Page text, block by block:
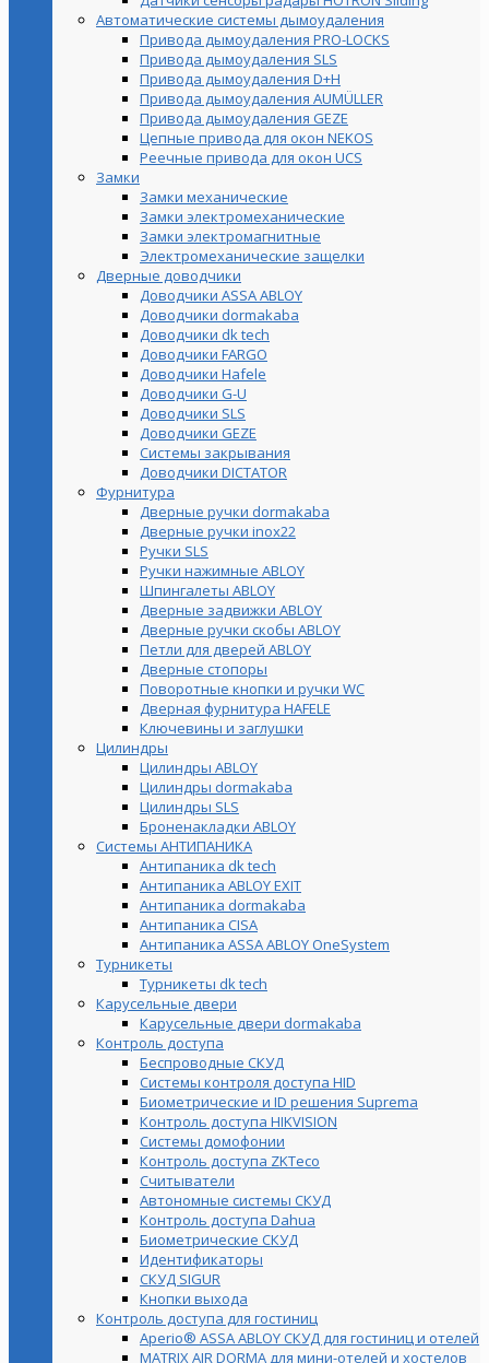
Автоматические системы дымоудаления
Привода дымоудаления PRO-LOCKS
Привода дымоудаления SLS
Привода дымоудаления D+H
Привода дымоудаления AUMÜLLER
Привода дымоудаления GEZE
Цепные привода для окон NEKOS
Реечные привода для окон UСS
Замки
Замки механические
Замки электромеханические
Замки электромагнитные
Электромеханические защелки
Дверные доводчики
Доводчики ASSA ABLOY
Доводчики dormakaba
Доводчики dk tech
Доводчики FARGO
Доводчики Hafele
Доводчики G-U
Доводчики SLS
Доводчики GEZE
Cистемы закрывания
Доводчики DICTATOR
Фурнитура
Дверные ручки dormakaba
Дверные ручки inox22
Ручки SLS
Ручки нажимные ABLOY
Шпингалеты ABLOY
Дверные задвижки ABLOY
Дверные ручки скобы ABLOY
Петли для дверей ABLOY
Дверные стопоры
Поворотные кнопки и ручки WC
Дверная фурнитура HAFELE
Ключевины и заглушки
Цилиндры
Цилиндры ABLOY
Цилиндры dormakaba
Цилиндры SLS
Броненакладки ABLOY
Системы АНТИПАНИКА
Антипаника dk tech
Антипаника ABLOY EXIT
Антипаника dormakaba
Антипаника СISA
Антипаника ASSA ABLOY OneSystem
Турникеты
Турникеты dk tech
Карусельные двери
Карусельные двери dormakaba
Контроль доступа
Беспроводные СКУД
Системы контроля доступа HID
Биометрические и ID решения Suprema
Контроль доступа HIKVISION
Системы домофонии
Контроль доступа ZKTeco
Считыватели
Автономные системы СКУД
Контроль доступа Dahua
Биометрические СКУД
Идентификаторы
СКУД SIGUR
Кнопки выхода
Контроль доступа для гостиниц
Aperio® ASSA ABLOY СКУД для гостиниц и отелей
MATRIX AIR DORMA для мини-отелей и хостелов